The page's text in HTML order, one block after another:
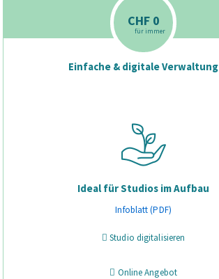
CHF 0
für immer
Einfache & digitale Verwaltung
Ideal für Studios im Aufbau
Infoblatt (PDF)
Studio digitalisieren
Online Angebot